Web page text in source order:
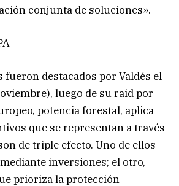
conjunta de soluciones».
fueron destacados por Valdés el
luego de su raid por
potencia forestal, aplica
que se representan a través
de triple efecto. Uno de ellos
inversiones; el otro,
prioriza la protección